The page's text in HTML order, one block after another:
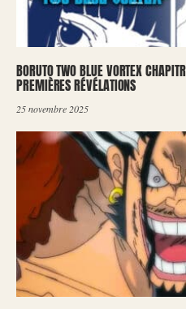
BORUTO TWO BLUE VORTEX
PREMIÈRES RÉVÉLATIONS
25 novembre 2025